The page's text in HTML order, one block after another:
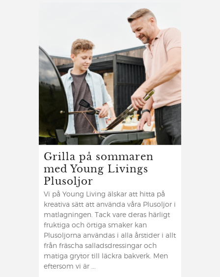
Grilla på sommaren
med Young Livings
Plusoljor
Vi på Young Living älskar att hitta på
kreativa sätt att använda våra Plusoljor i
matlagningen. Tack vare deras härligt
fruktiga och örtiga smaker kan
Plusoljorna användas i alla årstider i allt
från fräscha salladsdressingar och
matiga grytor till läckra bakverk. Men
eftersom vi är ...